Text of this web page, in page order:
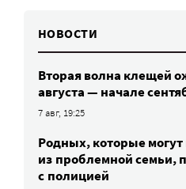
НОВОСТИ
Вторая волна клещей
августа — начале
7 авг, 19:25
Родных, которые могут
из проблемной семьи,
с полицией